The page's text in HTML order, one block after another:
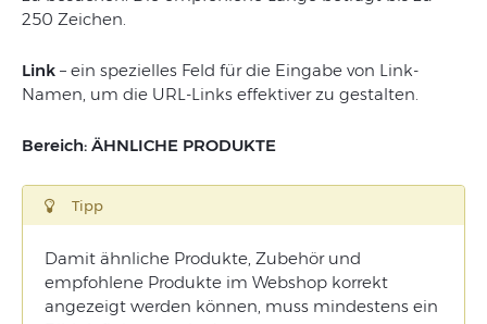
250 Zeichen.
Link – ein spezielles Feld für die Eingabe von Link-
Namen, um die URL-Links effektiver zu gestalten.
Bereich: ÄHNLICHE PRODUKTE
Tipp
Damit ähnliche Produkte, Zubehör und
empfohlene Produkte im Webshop korrekt
angezeigt werden können, muss mindestens ein